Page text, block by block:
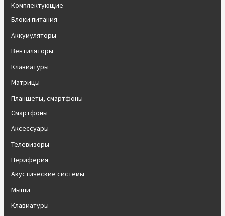
Комплектующие
Блоки питания
Аккумуляторы
Вентиляторы
Клавиатуры
Матрицы
Планшеты, смартфоны
Смартфоны
Аксессуары
Телевизоры
Периферия
Акустические системы
Мыши
Клавиатуры